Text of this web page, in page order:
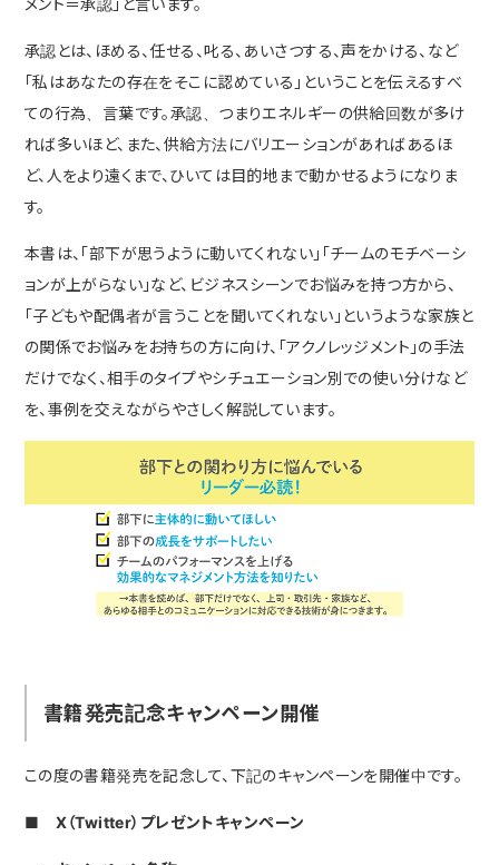
メント＝承認」と言います。
承認とは、ほめる、任せる、叱る、あいさつする、声をかける、など
「私はあなたの存在をそこに認めている」ということを伝えるすべ
ての行為、言葉です。承認、つまりエネルギーの供給回数が多け
れば多いほど、また、供給方法にバリエーションがあればあるほ
ど、人をより遠くまで、ひいては目的地まで動かせるようになりま
す。
本書は、「部下が思うように動いてくれない」「チームのモチベーシ
ョンが上がらない」など、ビジネスシーンでお悩みを持つ方から、
「子どもや配偶者が言うことを聞いてくれない」というような家族と
の関係でお悩みをお持ちの方に向け、「アクノレッジメント」の手法
だけでなく、相手のタイプやシチュエーション別での使い分けなど
を、事例を交えながらやさしく解説しています。
書籍発売記念キャンペーン開催
この度の書籍発売を記念して、下記のキャンペーンを開催中です。
■ X（Twitter）プレゼントキャンペーン